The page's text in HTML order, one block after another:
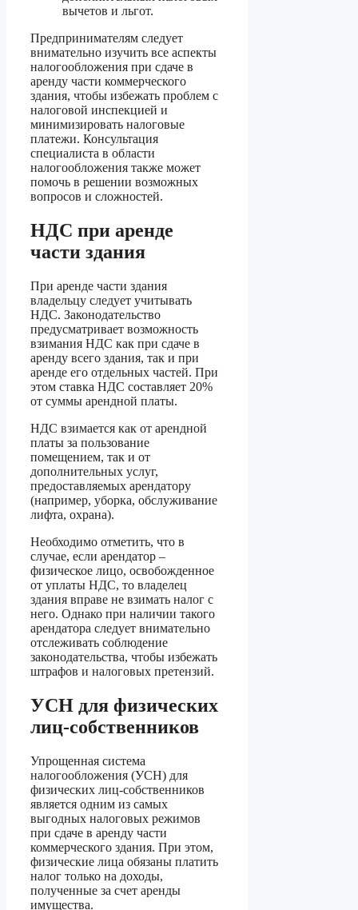
вычетов и льгот.
Предпринимателям следует
внимательно изучить все аспекты
налогообложения при сдаче в
аренду части коммерческого
здания, чтобы избежать проблем с
налоговой инспекцией и
минимизировать налоговые
платежи. Консультация
специалиста в области
налогообложения также может
помочь в решении возможных
вопросов и сложностей.
НДС при аренде
части здания
При аренде части здания
владельцу следует учитывать
НДС. Законодательство
предусматривает возможность
взимания НДС как при сдаче в
аренду всего здания, так и при
аренде его отдельных частей. При
этом ставка НДС составляет 20%
от суммы арендной платы.
НДС взимается как от арендной
платы за пользование
помещением, так и от
дополнительных услуг,
предоставляемых арендатору
(например, уборка, обслуживание
лифта, охрана).
Необходимо отметить, что в
случае, если арендатор –
физическое лицо, освобожденное
от уплаты НДС, то владелец
здания вправе не взимать налог с
него. Однако при наличии такого
арендатора следует внимательно
отслеживать соблюдение
законодательства, чтобы избежать
штрафов и налоговых претензий.
УСН для физических
лиц-собственников
Упрощенная система
налогообложения (УСН) для
физических лиц-собственников
является одним из самых
выгодных налоговых режимов
при сдаче в аренду части
коммерческого здания. При этом,
физические лица обязаны платить
налог только на доходы,
полученные за счет аренды
имущества.